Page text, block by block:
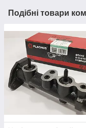
Подібні товари